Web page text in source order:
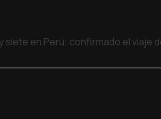
siete en Perú: confirmado el viaje